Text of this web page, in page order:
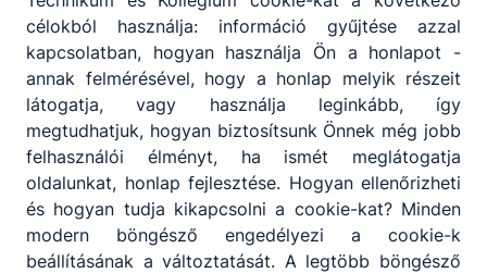
egymástól, igazodva a Képzési és Kimeneteli
Követelményekben, szakképesítés esetén a
Programkövetelményekben meghatározott
tartalmakhoz és a helyi igényekhez.
Szakmák
célokból használja: információ gyűjtése azzal
kapcsolatban, hogyan használja Ön a honlapot -
annak felmérésével, hogy a honlap melyik részeit
látogatja, vagy használja leginkább, így
megtudhatjuk, hogyan biztosítsunk Önnek még jobb
felhasználói élményt, ha ismét meglátogatja
oldalunkat, honlap fejlesztése. Hogyan ellenőrizheti
és hogyan tudja kikapcsolni a cookie-kat? Minden
modern böngésző engedélyezi a cookie-k
beállításának a változtatását. A legtöbb böngésző